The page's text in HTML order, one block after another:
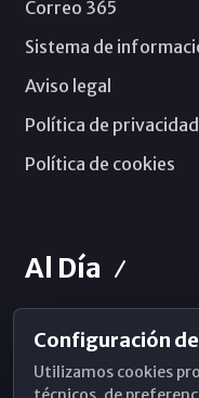
Correo 365
Sistema de
Aviso legal
Política de privacidad
Política de cookies
Al Día
Horarios de Misa
Hemeroteca
Configuración
Utilizamos cookies